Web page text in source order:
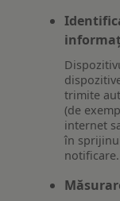
trimite
(de
internet
în
notificare.